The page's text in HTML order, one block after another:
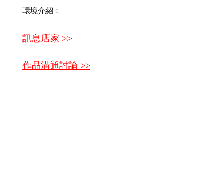
環境介紹：
訊息店家 >>
作品溝通討論 >>